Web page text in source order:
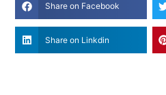
Share on Facebook
Share on Linkdin